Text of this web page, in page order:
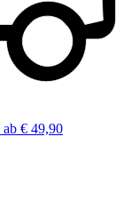
ab € 49,90